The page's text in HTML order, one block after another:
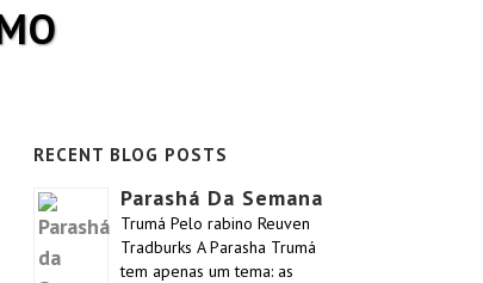
RECENT BLOG POSTS
Parashá Da Semana
Trumá Pelo rabino Reuven
Tradburks A Parasha Trumá
tem apenas um tema: as